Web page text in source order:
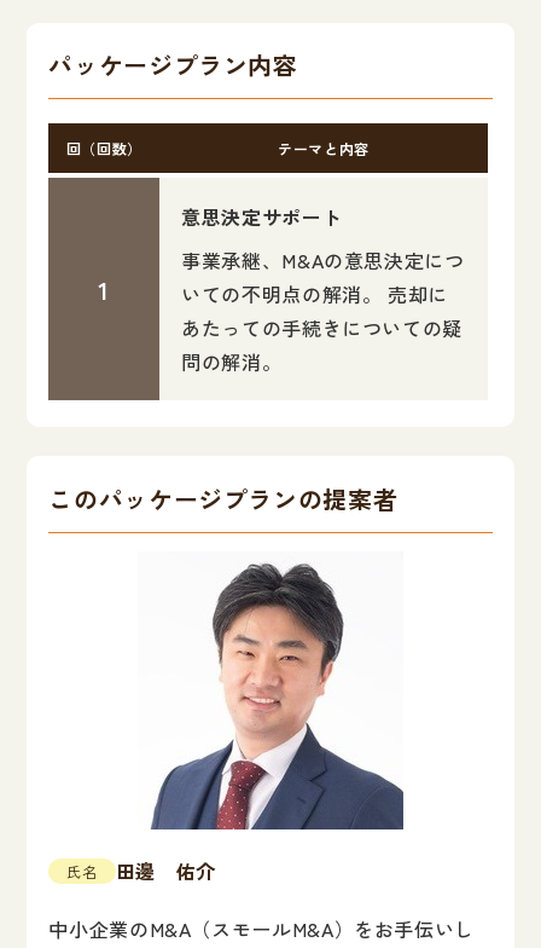
パッケージプラン内容
回（回数） テーマと内容
意思決定サポート
事業承継、M&Aの意思決定につ
いての不明点の解消。 売却に
あたっての手続きについての疑
問の解消。
このパッケージプランの提案者
氏名
田邊 佑介
中小企業のM&A（スモールM&A）をお手伝いし